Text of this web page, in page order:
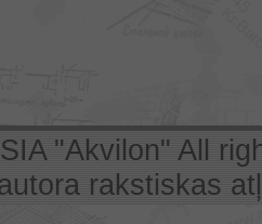
"Akvilon" All
rakstiskas